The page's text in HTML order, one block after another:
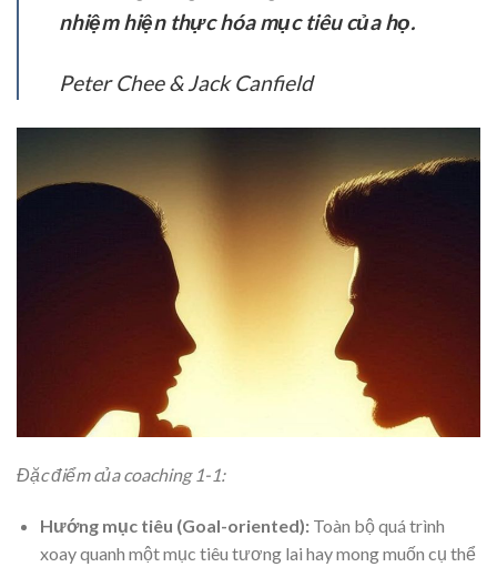
nhiệm hiện thực hóa mục tiêu của họ.
Peter Chee & Jack Canfield
Đặc điểm của coaching 1-1:
Hướng mục tiêu (Goal-oriented):Toàn bộ quá trình
xoay quanh một mục tiêu tương lai hay mong muốn cụ thể